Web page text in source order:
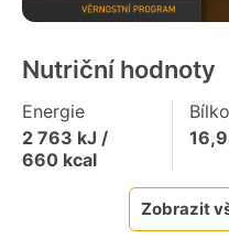
Nutriční hodnoty
Energie
2 763 kJ /
660 kcal
Zobrazit